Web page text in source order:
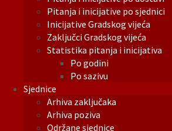
Pitanja i inicijative po sjednici
Inicijative Gradskog vijeća
Zaključci Gradskog vijeća
Statistika pitanja i inicijativa
Po godini
Po sazivu
Sjednice
Arhiva zaključaka
Arhiva poziva
Održane sjednice